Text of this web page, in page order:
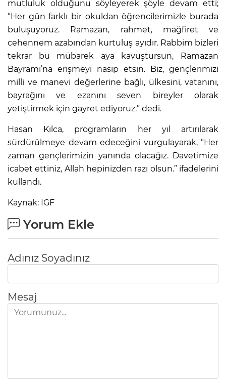
mutluluk olduğunu söyleyerek şöyle devam etti;
“Her gün farklı bir okuldan öğrencilerimizle burada
buluşuyoruz. Ramazan, rahmet, mağfiret ve
cehennem azabından kurtuluş ayıdır. Rabbim bizleri
tekrar bu mübarek aya kavuştursun, Ramazan
Bayramı’na erişmeyi nasip etsin. Biz, gençlerimizi
milli ve manevi değerlerine bağlı, ülkesini, vatanını,
bayrağını ve ezanını seven bireyler olarak
yetiştirmek için gayret ediyoruz.” dedi.
Hasan Kılca, programların her yıl artırılarak
sürdürülmeye devam edeceğini vurgulayarak, “Her
zaman gençlerimizin yanında olacağız. Davetimize
icabet ettiniz, Allah hepinizden razı olsun.” ifadelerini
kullandı.
Kaynak: IGF
Yorum Ekle
Adınız Soyadınız
Mesaj